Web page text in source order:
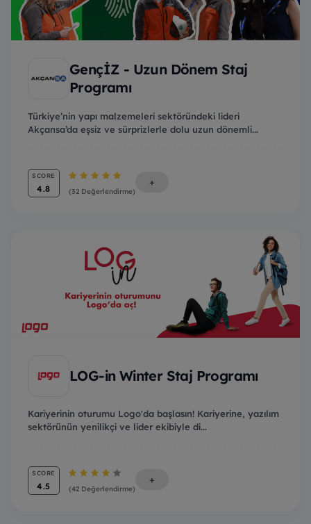
GençİZ - Uzun Dönem Staj
Programı
Türkiye’nin yapı malzemeleri sektöründeki lideri
Akçansa’da eşsiz ve sürprizlerle dolu uzun dönemli...
SCORE
4.8 (32 Değerlendirme)
+
LOG-in Winter Staj Programı
Kariyerinin oturumu Logo'da başlasın! Kariyerine, yazılım
sektörünün yenilikçi ve lider ekibiyle di...
SCORE
4.5 (42 Değerlendirme)
+